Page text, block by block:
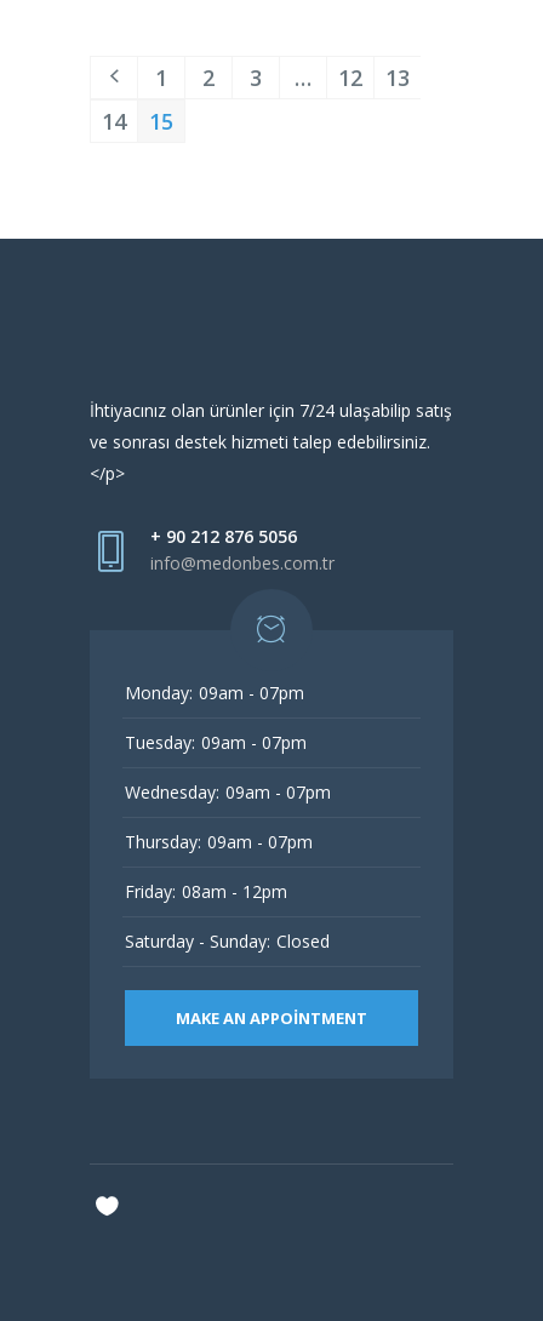
1 2 3 … 12
13
14
15
İhtiyacınız olan ürünler için 7/24 ulaşabilip satış
ve sonrası destek hizmeti talep edebilirsiniz.
</p>
+ 90 212 876 5056
info@medonbes.com.tr
Monday: 09am - 07pm
Tuesday: 09am - 07pm
Wednesday: 09am - 07pm
Thursday: 09am - 07pm
Friday: 08am - 12pm
Saturday - Sunday: Closed
MAKE AN APPOINTMENT